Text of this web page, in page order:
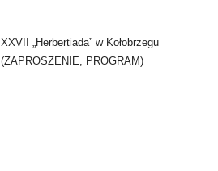
XXVII „Herbertiada” w Kołobrzegu
(ZAPROSZENIE, PROGRAM)